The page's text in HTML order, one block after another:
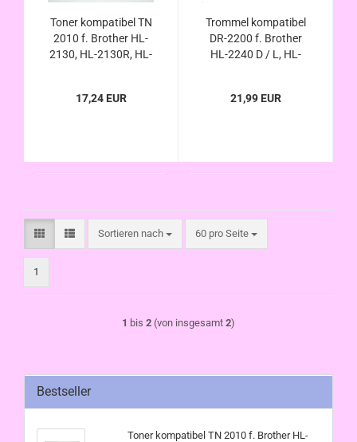
Toner kompatibel TN
2010 f. Brother HL-
2130, HL-2130R, HL-
17,24 EUR
Trommel kompatibel
DR-2200 f. Brother
HL-2240 D / L, HL-
HL-2132 R, HL-
21,99 EUR
Sortieren nach
Sortieren nach 60 pro Seite
pro Seite
1
1 bis 2 (von insgesamt 2)
Bestseller
Toner kompatibel TN 2010 f. Brother HL-